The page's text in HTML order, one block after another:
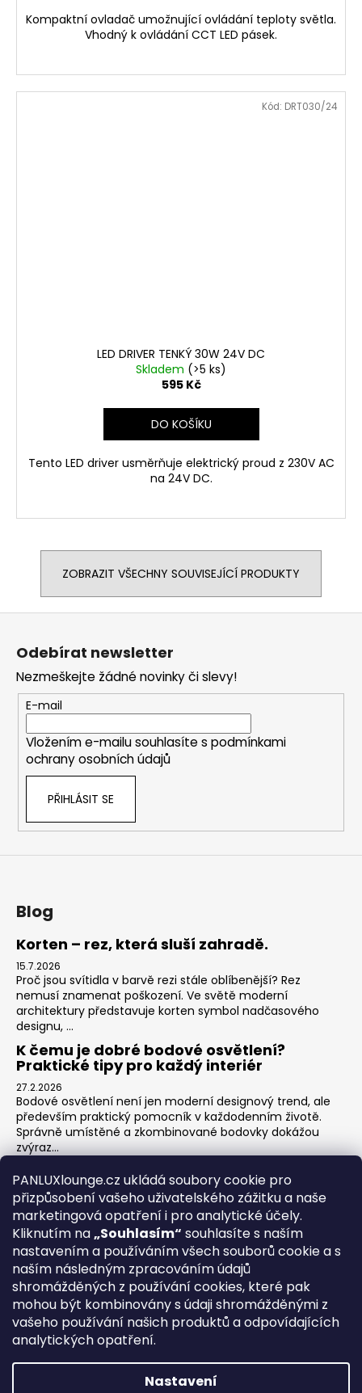
PANLUXlounge.cz ukládá soubory cookie pro
přizpůsobení vašeho uživatelského zážitku a naše
marketingová opatření i pro analytické účely.
Kliknutím na„Souhlasím“ souhlasíte s naším
nastavením a používáním všech souborů cookie a s
naším následným zpracováním údajů
shromážděných z používání cookies, které pak
mohou být kombinovány s údaji shromážděnými z
vašeho používání našich produktů a odpovídajících
analytických opatření.
Nastavení
Kompaktní ovladač umožnující ovládání teploty světla.
Vhodný k ovládání CCT LED pásek.
LED DRIVER TENKÝ 30W 24V DC
Skladem (>5 ks)
595 Kč
DO KOŠÍKU
Tento LED driver usměrňuje elektrický proud z 230V AC
na 24V DC.
Kód: DRT030/24
ZOBRAZIT VŠECHNY SOUVISEJÍCÍ PRODUKTY
Z
Odebírat newsletter
Nezmeškejte žádné novinky či slevy!
E-mail
Vložením e-mailu souhlasíte s podmínkami
ochrany osobních údajů
PŘIHLÁSIT SE
Blog
Korten – rez, která sluší zahradě.
15.7.2026
Proč jsou svítidla v barvě rezi stále oblíbenější? Rez
nemusí znamenat poškození. Ve světě moderní
architektury představuje korten symbol nadčasového
designu, ...
K čemu je dobré bodové osvětlení?
Praktické tipy pro každý interiér
27.2.2026
Bodové osvětlení není jen moderní designový trend, ale
především praktický pomocník v každodenním životě.
Správně umístěné a zkombinované bodovky dokážou
zvýraz...
Jak na zónové osvětlení v obýváku?
3.2.2026
Obývací pokoj je srdcem domova – místo pro relaxaci,
sledování televize, hraní her s dětmi, posezení s přáteli i
klidné chvíle s knihou. Každá z těchto aktivit ...
O nás Kontakty Obchodní podmínky Vrácení zboží
Blog
REGISTRACE